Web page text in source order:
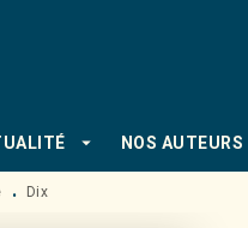
arrow_drop_down NOS AUTEURS
• Dix